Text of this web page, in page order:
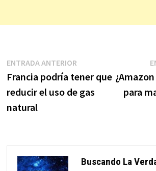
Navegación
de
entradas
ENTRADA ANTERIOREntrada
anterior:
Francia podría tener que
reducir el uso de gas
natural
para
Buscando La